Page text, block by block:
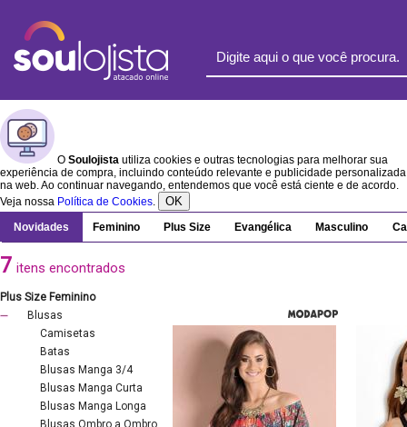
O Soulojista utiliza cookies e outras tecnologias para melhorar sua
experiência de compra, incluindo conteúdo relevante e publicidade personalizada
na web. Ao continuar navegando, entendemos que você está ciente e de acordo.
Veja nossa Política de Cookies. OK
Novidades Feminino Plus Size Evangélica Masculino
7 itens encontrados
Plus Size Feminino
Blusas
Camisetas
Batas
Blusas Manga 3/4
Blusas Manga Curta
Blusas Manga Longa
Blusas Ombro a Ombro